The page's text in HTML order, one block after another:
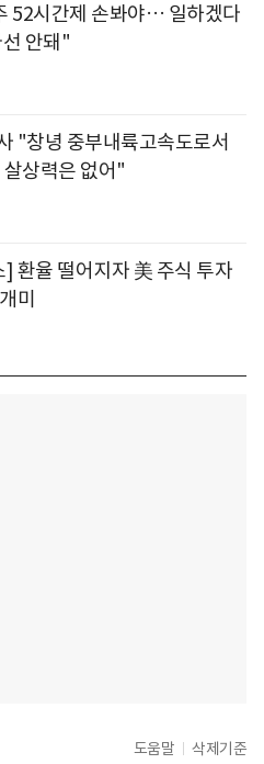
52시간제 손봐야… 일하겠다
안돼"
"창녕 중부내륙고속도로서
상력은 없어"
환율 떨어지자 美 주식 투자
미
도움말 삭제기준